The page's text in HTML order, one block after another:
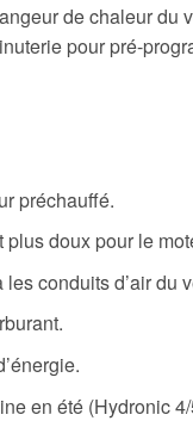
de chaleur
pour pré-
préchauffé.
doux pour le
conduits d’air du
en été (Hydronic